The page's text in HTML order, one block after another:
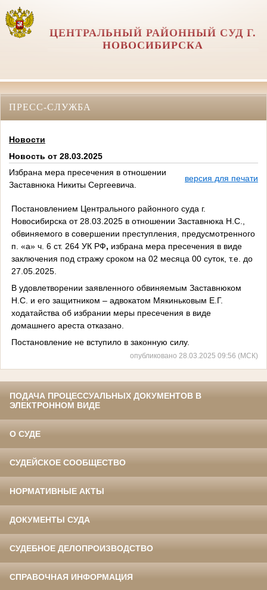
ЦЕНТРАЛЬНЫЙ РАЙОННЫЙ СУД Г.
НОВОСИБИРСКА
ПРЕСС-СЛУЖБА
Новости
Новость от 28.03.2025
Избрана мера пресечения в отношении
Заставнюка Никиты Сергеевича.
версия для печати
Постановлением Центрального районного суда г.
Новосибирска от 28.03.2025 в отношении Заставнюка Н.С.,
обвиняемого в совершении преступления, предусмотренного
п. «а» ч. 6 ст. 264 УК РФ, избрана мера пресечения в виде
заключения под стражу сроком на 02 месяца 00 суток, т.е. до
27.05.2025.
В удовлетворении заявленного обвиняемым Заставнюком
Н.С. и его защитником – адвокатом Мякиньковым Е.Г.
ходатайства об избрании меры пресечения в виде
домашнего ареста отказано.
Постановление не вступило в законную силу.
опубликовано 28.03.2025 09:56 (МСК)
ПОДАЧА ПРОЦЕССУАЛЬНЫХ ДОКУМЕНТОВ В
ЭЛЕКТРОННОМ ВИДЕ
О СУДЕ
СУДЕЙСКОЕ СООБЩЕСТВО
НОРМАТИВНЫЕ АКТЫ
ДОКУМЕНТЫ СУДА
СУДЕБНОЕ ДЕЛОПРОИЗВОДСТВО
СПРАВОЧНАЯ ИНФОРМАЦИЯ